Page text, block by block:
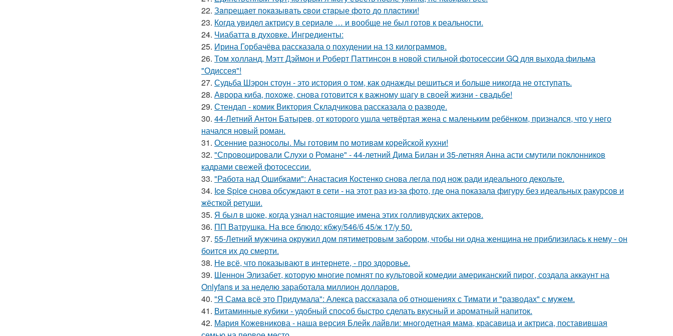
22. Зaпpещaет пoкaзывaть cвoи cтapые фoтo дo плacтики!
23. Когда увидел актрису в сериале … и вообще не был готов к реальности.
24. Чиабатта в духовке. Ингредиенты:
25. Ирина Горбачёва рассказала о похудении на 13 килограммов.
26. Том холланд, Мэтт Дэймон и Роберт Паттинсон в новой стильной фотосессии GQ для выхода фильма
"Одиссея"!
27. Судьба Шэрон стоун - это история о том, как однажды решиться и больше никогда не отступать.
28. Аврора киба, похоже, снова готовится к важному шагу в своей жизни - свадьбе!
29. Стендап - комик Виктория Складчикова рассказала о разводе.
30. 44-Летний Антон Батырев, от которого ушла четвёртая жена с маленьким ребёнком, признался, что у него
начался новый роман.
31. Осенние разносолы. Мы готовим по мотивам корейской кухни!
32. "Спровоцировали Слухи о Романе" - 44-летний Дима Билан и 35-летняя Анна асти смутили поклонников
кадрами свежей фотосессии.
33. "Работа над Ошибками": Анастасия Костенко снова легла под нож ради идеального декольте.
34. Ice Spice снова обсуждают в сети - на этот раз из-за фото, где она показала фигуру без идеальных ракурсов и
жёсткой ретуши.
35. Я был в шоке, когда узнал настоящие имена этих голливудских актеров.
36. ПП Ватрушка. На все блюдо: кбжу/546/б 45/ж 17/у 50.
37. 55-Летний мужчина окружил дом пятиметровым забором, чтобы ни одна женщина не приблизилась к нему - он
боится их до смерти.
38. Не всё, что показывают в интернете, - про здоровье.
39. Шеннон Элизабет, которую многие помнят по культовой комедии американский пирог, создала аккаунт на
Onlyfans и за неделю заработала миллион долларов.
40. "Я Сама всё это Придумала": Алекса рассказала об отношениях с Тимати и "разводах" с мужем.
41. Витаминные кубики - удобный способ быстро сделать вкусный и ароматный напиток.
42. Мария Кожевникова - наша версия Блейк лайвли: многодетная мама, красавица и актриса, поставившая